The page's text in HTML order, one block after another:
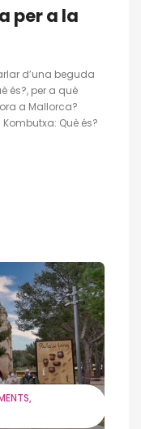
per a la
d’una beguda
és?, per a què
a Mallorca?
Què és?